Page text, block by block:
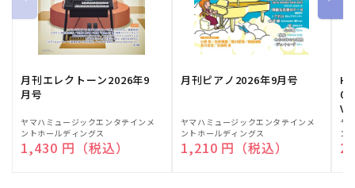
月刊エレクトーン2026年9
月号
販
売
元:
ヤマハミュージックエンタテインメ
ントホールディングス
通常価格
1,430 円（税込）
月刊ピアノ2026年9月号
販
売
元:
ヤマハミュージックエンタテインメ
ントホールディングス
通常価格
1,210 円（税込）
販
売
元:
ヤ
ン